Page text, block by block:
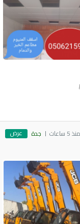
منذ 5 ساعات جدة عرض